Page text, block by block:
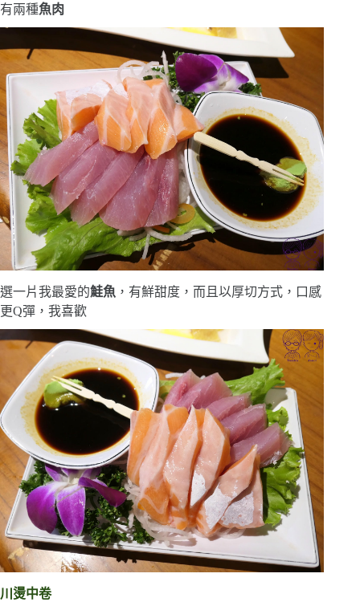
有兩種魚肉
選一片我最愛的鮭魚 ，有鮮甜度，而且以厚切方式，口感
更Q彈，我喜歡
川燙中卷